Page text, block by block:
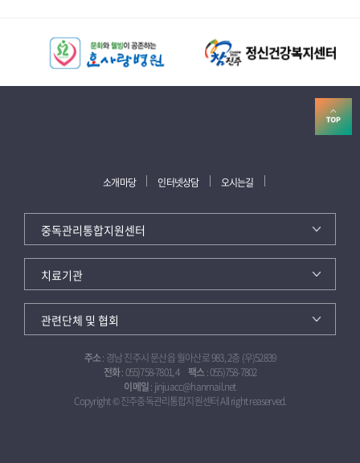
소개마당 인터넷상담 오시는길
주소: 경남 진주시 문산읍 월아산로 983, 2층 (우)52839
전화: 055)758-7801, 4 팩스 : 055)758-7802
이메일: jinjuacc@hanmail.net
Copyright © 진주중독관리통합지원센터 All right reaserved.